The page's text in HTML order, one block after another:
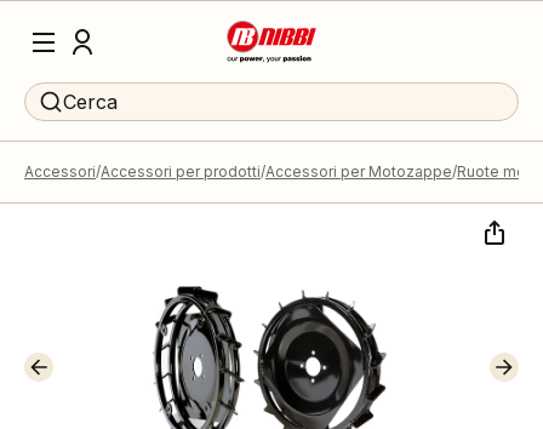
Cerca
Accessori Accessori per prodotti Accessori per Motozappe Ruote